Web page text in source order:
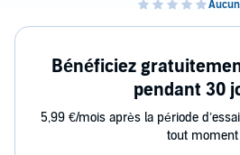
Bénéficiez
pendant 30
5,99 €/mois après la période
tout moment